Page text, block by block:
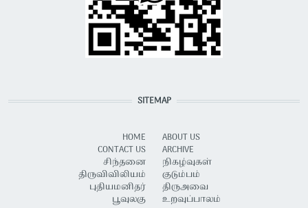
SITEMAP
HOME
CONTACT US
சிந்தனை
திருவிவிலியம்
புதியமனிதர்
பூவுலகு
ABOUT US
ARCHIVE
நிகழ்வுகள்
குடும்பம்
திருஅவை
உறவுப்பாலம்